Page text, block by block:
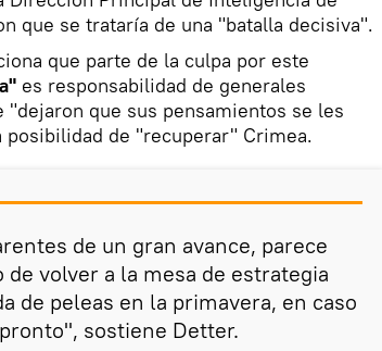
que se trataría de una "batalla decisiva".
que parte de la culpa por este
es responsabilidad de generales
que sus pensamientos se les
posibilidad de "recuperar" Crimea.
de un gran avance, parece
volver a la mesa de estrategia
de peleas en la primavera, en caso
sostiene Detter.